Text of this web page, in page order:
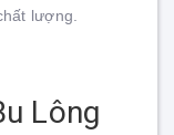
lượng.
Lông